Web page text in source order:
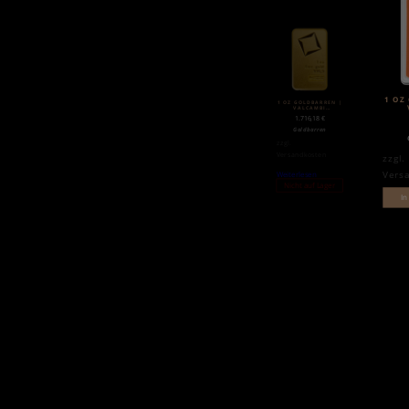
1 OZ GOLDBARREN |
VALCAMBI
1.716,18 €
Goldbarren
Weiterlesen
Nicht auf Lager
1 OZ
zzgl.
In